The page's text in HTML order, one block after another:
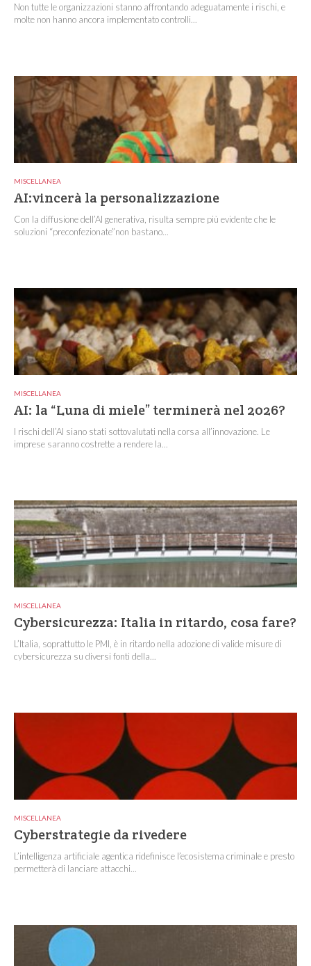
Non tutte le organizzazioni stanno affrontando adeguatamente i rischi, e
molte non hanno ancora implementato controlli...
MISCELLANEA
AI:vincerà la personalizzazione
Con la diffusione dell’AI generativa, risulta sempre più evidente che le
soluzioni “preconfezionate”non bastano...
MISCELLANEA
AI: la “Luna di miele” terminerà nel 2026?
I rischi dell’AI siano stati sottovalutati nella corsa all’innovazione. Le
imprese saranno costrette a rendere la...
MISCELLANEA
Cybersicurezza: Italia in ritardo, cosa fare?
L’Italia, soprattutto le PMI, è in ritardo nella adozione di valide misure di
cybersicurezza su diversi fonti della...
MISCELLANEA
Cyberstrategie da rivedere
L’intelligenza artificiale agentica ridefinisce l’ecosistema criminale e presto
permetterà di lanciare attacchi...